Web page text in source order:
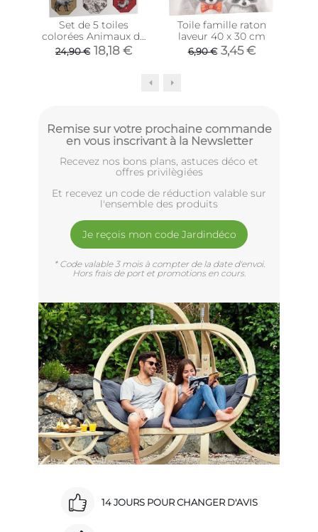
Set de 5 toiles
colorées Animaux de
la forêt
24,90 € 18,18 €
Toile famille raton
laveur 40 x 30 cm
6,90 € 3,45 €
Remise sur votre prochaine commande
en vous inscrivant à la Newsletter
Recevez nos bons plans, astuces déco et
offres privilègiées
Et recevez un code de réduction valable sur
l'ensemble des produits
Je reçois mon code Jardindéco
* Code valable 3 mois à compter de la date d'envoi.
Hors frais de port et promotions en cours.
14 JOURS POUR CHANGER D'AVIS